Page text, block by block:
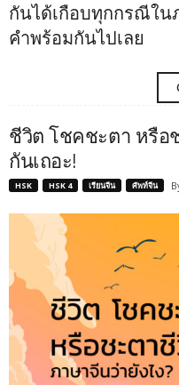
กันได้เกือบทุกกรณีใน
คำพร้อมกันไปเลย
ชีวิต โชคชะตา หรือ
กันเถอะ!
HSK HSK 4 เรียนจีน ศัพท์จีน